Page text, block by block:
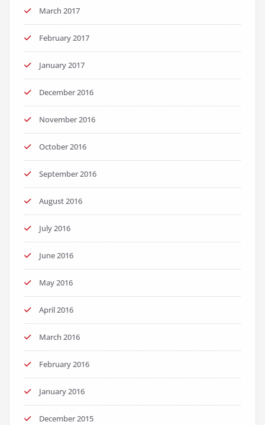
March 2017
February 2017
January 2017
December 2016
November 2016
October 2016
September 2016
August 2016
July 2016
June 2016
May 2016
April 2016
March 2016
February 2016
January 2016
December 2015